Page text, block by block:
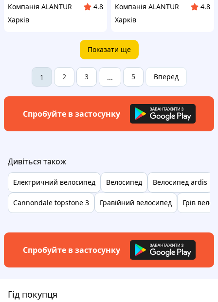
Компанія ALANTUR
4.8
Харків
Компанія ALANTUR
4.8
Харків
Показати ще
1 2 3 ... 5 Вперед
Спробуйте в застосунку
Дивіться також
Електричний велосипед Велосипед Велосипед ardis
Cannondale topstone 3 Гравійний велосипед Грів
Спробуйте в застосунку
Гід покупця